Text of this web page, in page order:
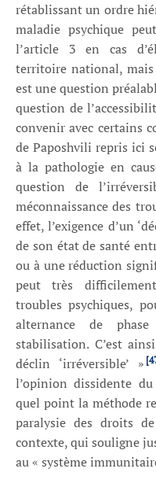
rétablissant un ordre
maladie psychique
l’article 3 en cas
territoire national,
est une question
question de
convenir avec certains
de Paposhvili repris ici
à la pathologie en
question de
méconnaissance des
effet, l’exigence d’un
de son état de santé
ou à une réduction
peut très
troubles psychiques,
alternance de
stabilisation. C’est
déclin ‘irréversible’ »
l’opinion dissidente
quel point la méthode
paralysie des droits
contexte, qui souligne
au « système